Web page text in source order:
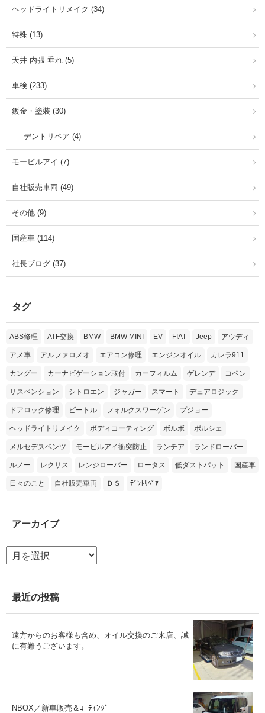
ヘッドライトリメイク (34)
特殊 (13)
天井 内張 垂れ (5)
車検 (233)
鈑金・塗装 (30)
デントリペア (4)
モービルアイ (7)
自社販売車両 (49)
その他 (9)
国産車 (114)
社長ブログ (37)
タグ
ABS修理 ATF交換 BMW BMW MINI EV FIAT Jeep アウディ
アメ車 アルファロメオ エアコン修理 エンジンオイル カレラ911
カングー カーナビゲーション取付 カーフィルム ゲレンデ コペン
サスペンション シトロエン ジャガー スマート デュアロジック
ドアロック修理 ビートル フォルクスワーゲン プジョー
ヘッドライトリメイク ボディコーティング ボルボ ポルシェ
メルセデスベンツ モービルアイ衝突防止 ランチア ランドローバー
ルノー レクサス レンジローバー ロータス 低ダストパット 国産車
日々のこと 自社販売車両 ＤＳ ﾃﾞﾝﾄﾘﾍﾟｱ
アーカイブ
ア
ー
ブ
最近の投稿
遠方からのお客様も含め、オイル交換のご来店、誠
に有難うございます。
NBOX／新車販売＆ｺｰﾃｨﾝｸﾞ